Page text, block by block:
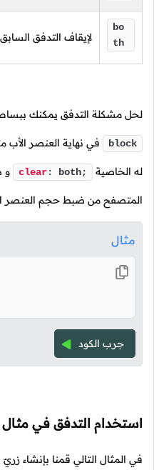
bo
th
لإيقاف التدفق
لحل مشكلة التدفق يمكنك
block في نهاية العنصر الأب
له الخاصية clear: both; و
المتصفح من ضبط حجم العنصر
مثال
جرب الكود
استخدام التدفق في
في المثال التالي قمنا بإنشاء